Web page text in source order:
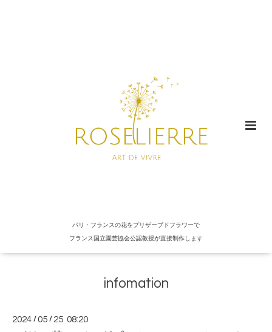
パリ・フランスの花をプリザーブドフラワーで
フランス国立園芸協会公認教授が直接制作します
infomation
2024 /05 / 25 08:20